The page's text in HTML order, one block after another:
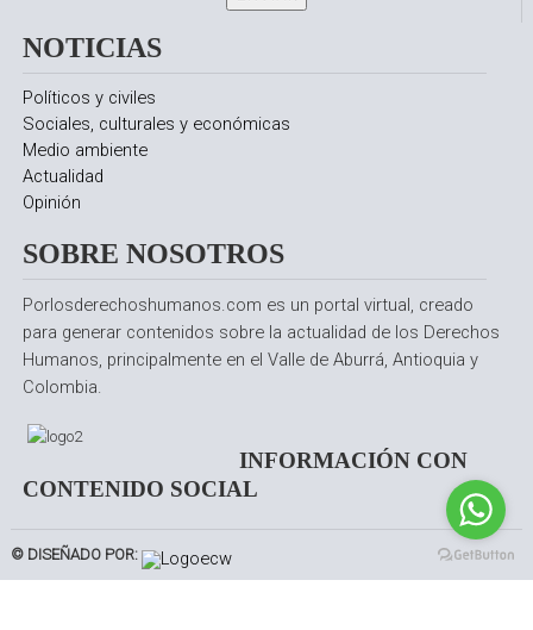
NOTICIAS
Políticos y civiles
Sociales, culturales y económicas
Medio ambiente
Actualidad
Opinión
SOBRE NOSOTROS
Porlosderechoshumanos.com es un portal virtual, creado
para generar contenidos sobre la actualidad de los Derechos
Humanos, principalmente en el Valle de Aburrá, Antioquia y
Colombia.
INFORMACIÓN CON
CONTENIDO SOCIAL
© DISEÑADO POR: